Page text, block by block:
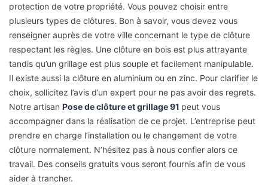
protection de votre propriété. Vous pouvez choisir entre
plusieurs types de clôtures. Bon à savoir, vous devez vous
renseigner auprès de votre ville concernant le type de clôture
respectant les règles. Une clôture en bois est plus attrayante
tandis qu’un grillage est plus souple et facilement manipulable.
Il existe aussi la clôture en aluminium ou en zinc. Pour clarifier le
choix, sollicitez l’avis d’un expert pour ne pas avoir des regrets.
Notre artisan Pose de clôture et grillage 91 peut vous
accompagner dans la réalisation de ce projet. L’entreprise peut
prendre en charge l’installation ou le changement de votre
clôture normalement. N’hésitez pas à nous confier alors ce
travail. Des conseils gratuits vous seront fournis afin de vous
aider à trancher.